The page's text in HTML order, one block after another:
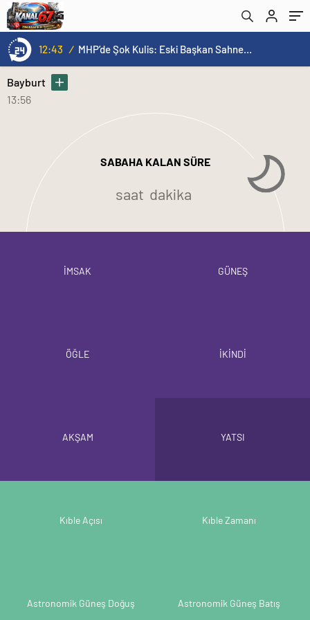
12:43 / MHP’de Şok Kulis: Eski Başkan Sahnede! Korkmaz Yol Vermiyor
Bayburt
13:56
SABAHA KALAN SÜRE
saat dakika
İMSAK GÜNEŞ
ÖĞLE İKİNDİ
AKŞAM YATSI
Kıble Açısı Kıble Zamanı
Astronomik Güneş Doğuş Astronomik Güneş Batış